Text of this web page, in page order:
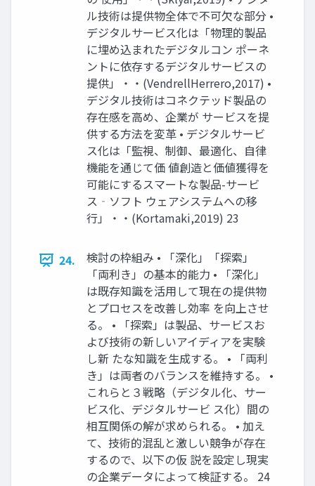
ル技術は提供物全体で不可欠な部分 •
デジタルサービス化は「物理的製品
に埋め込まれたデジタルコン ポーネ
ントに依存するデジタルサービスの
提供」・・(VendrellHerrero,2017) •
デジタル技術はコネクテッド製品の
存在感を高め、企業が サービスを提
供する方法を変革 • デジタルサービ
ス化は「監視、制御、最適化、自律
機能を通じて価 値創造と価値獲得を
可能にするスマートな製品-サービ
ス‐ソフト ウェアシステムへの移
行」・・(Kortamaki,2019) 23
24.
検討の枠組み • 「深化」「探索」
「両利き」の基本的能力 • 「深化」
は既存知識を活用して現在の提供物
とプロセスを改善し効率 を向上させ
る。 • 「探索」は製品、サービスお
よび技術の新しいアイディアを実験
し新 たな知識を生成する。 • 「両利
き」は両者のバランスを維持する。 •
これらと３戦略（デジタル化、サー
ビス化、デジタルサービ ス化）間の
相互関係の解が求められる。 • 加え
て、技術的混乱と激しい競争が存在
するので、以下の仮 説を設定し現実
の企業データによって検証する。 24